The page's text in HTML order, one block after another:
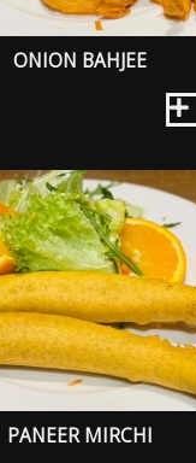
ONION BAHJEE
PANEER MIRCHI